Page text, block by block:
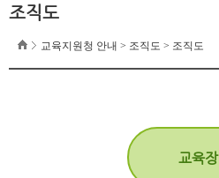
기
조직도
교육지원청 안내 > 조직도 > 조직도
교육장